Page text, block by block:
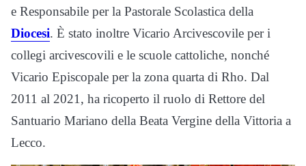
e Responsabile per la Pastorale Scolastica della
Diocesi. È stato inoltre Vicario Arcivescovile per i
collegi arcivescovili e le scuole cattoliche, nonché
Vicario Episcopale per la zona quarta di Rho. Dal
2011 al 2021, ha ricoperto il ruolo di Rettore del
Santuario Mariano della Beata Vergine della Vittoria a
Lecco.